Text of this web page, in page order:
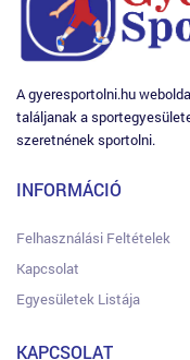
A gyeresportolni.hu
találjanak a
szeretnének sportolni.
INFORMÁCIÓ
Felhasználási Feltételek
Kapcsolat
Egyesületek Listája
KAPCSOLAT